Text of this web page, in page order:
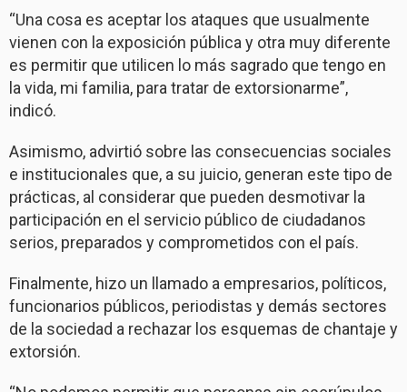
“Una cosa es aceptar los ataques que usualmente
vienen con la exposición pública y otra muy diferente
es permitir que utilicen lo más sagrado que tengo en
la vida, mi familia, para tratar de extorsionarme”,
indicó.
Asimismo, advirtió sobre las consecuencias sociales
e institucionales que, a su juicio, generan este tipo de
prácticas, al considerar que pueden desmotivar la
participación en el servicio público de ciudadanos
serios, preparados y comprometidos con el país.
Finalmente, hizo un llamado a empresarios, políticos,
funcionarios públicos, periodistas y demás sectores
de la sociedad a rechazar los esquemas de chantaje y
extorsión.